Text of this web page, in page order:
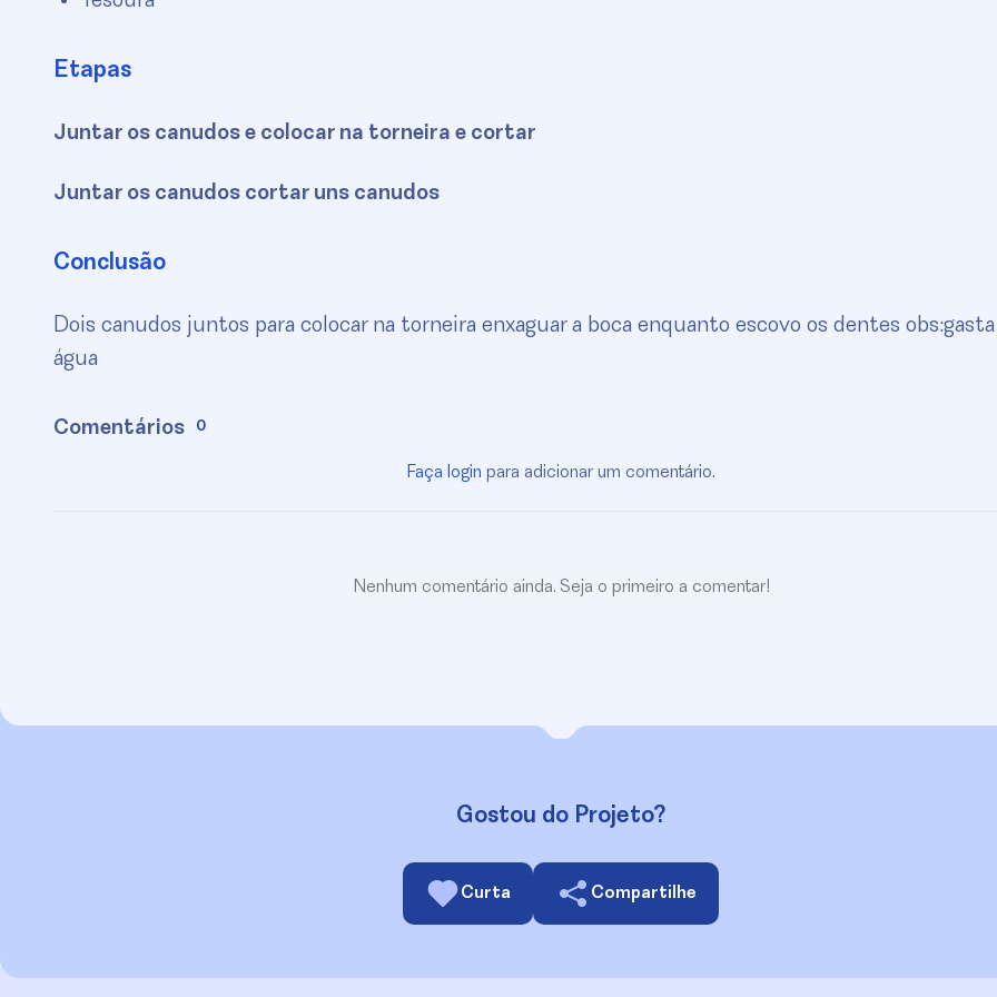
Etapas
Juntar os canudos e colocar na torneira e cortar
Juntar os canudos cortar uns canudos
Conclusão
Dois canudos juntos para colocar na torneira enxaguar a boca enquanto escovo os dentes
água
Comentários 0
Faça login para adicionar um comentário.
Nenhum comentário ainda. Seja o primeiro a comentar!
Gostou do Projeto?
Curta Compartilhe